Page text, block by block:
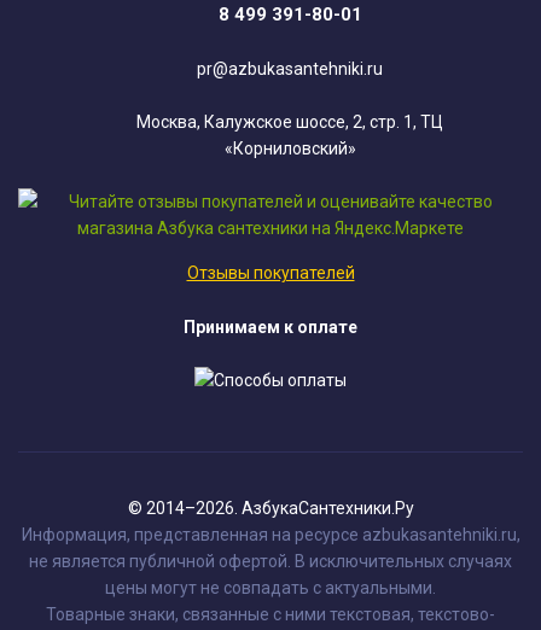
8 499 391-80-01
pr@azbukasantehniki.ru
Москва, Калужское шоссе, 2, стр. 1, ТЦ
«Корниловский»
Отзывы покупателей
Принимаем к оплате
© 2014–2026. АзбукаСантехники.Ру
Информация, представленная на ресурсе azbukasantehniki.ru,
не является публичной офертой. В исключительных случаях
цены могут не совпадать с актуальными.
Товарные знаки, связанные с ними текстовая, текстово-